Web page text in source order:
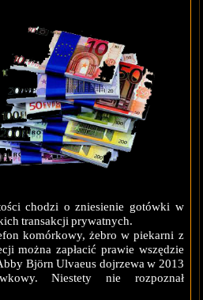
chodzi o zniesienie gotówki w
transakcji prywatnych.
komórkowy, żebro w piekarni z
można zapłacić prawie wszędzie
Björn Ulvaeus dojrzewa w 2013
Niestety nie rozpoznał